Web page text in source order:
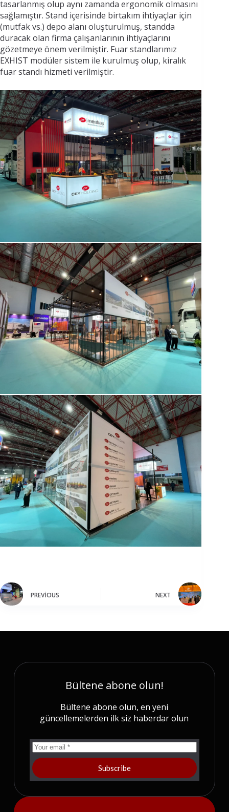
tasarlanmış olup aynı zamanda ergonomik olmasını
sağlamıştır. Stand içerisinde birtakım ihtiyaçlar için
(mutfak vs.) depo alanı oluşturulmuş, standda
duracak olan firma çalışanlarının ihtiyaçlarını
gözetmeye önem verilmiştir. Fuar standlarımız
EXHIST modüler sistem ile kurulmuş olup, kiralık
fuar standı hizmeti verilmiştir.
PREVIOUS NEXT
Bültene abone olun!
Bültene abone olun, en yeni
güncellemelerden ilk siz haberdar olun
Subscribe